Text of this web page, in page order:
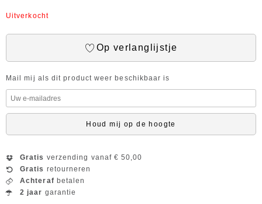
Uitverkocht
Op verlanglijstje
Mail mij als dit product weer beschikbaar is
Houd mij op de hoogte
Gratis verzending vanaf € 50,00
Gratis retourneren
Achteraf betalen
2 jaar garantie